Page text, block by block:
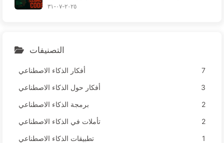
تؤدي لمعاناة الموظفين — تعلم الذكاء الاصطناعي ببطء 1
٢٠٢٥-٠٧-٣١
التصنيفات
أفكار الذكاء الاصطناعي
7
أفكار حول الذكاء الاصطناعي
3
برمجة الذكاء الاصطناعي
2
تأملات في الذكاء الاصطناعي
2
تطبيقات الذكاء الاصطناعي
1